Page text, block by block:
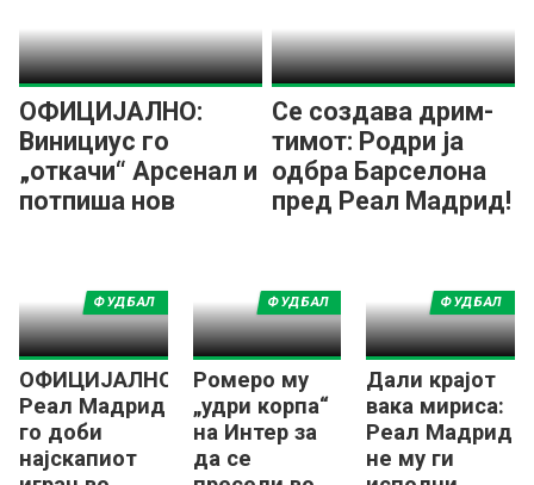
ОФИЦИЈАЛНО:
Винициус го
„откачи“ Арсенал и
потпиша нов
Се создава дрим-
тимот: Родри ја
одбра Барселона
пред Реал Мадрид!
ОФИЦИЈАЛНО:
Реал Мадрид
го доби
најскапиот
ФУДБАЛ
Ромеро му
„удри корпа“
на Интер за
да се
ФУДБАЛ
Дали крајот
вака мириса:
Реал Мадрид
не му ги
ФУДБАЛ